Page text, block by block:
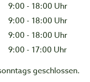
9:00 - 18:00 Uhr
9:00 - 18:00 Uhr
9:00 - 18:00 Uhr
9:00 - 17:00 Uhr
geschlossen.